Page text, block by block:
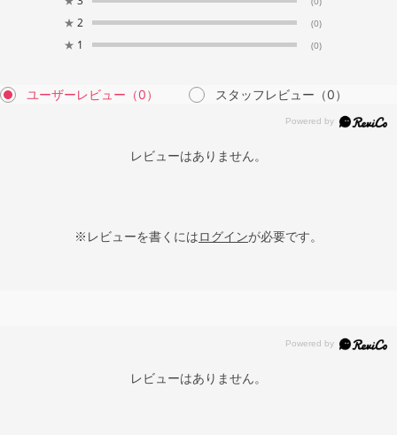
★ 2 (0)
★ 1 (0)
ユーザーレビュー （0） スタッフレビュー （0）
レビューはありません。
※レビューを書くにはログインが必要です。
レビューはありません。